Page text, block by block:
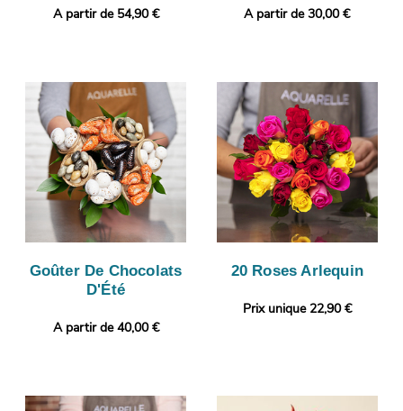
A partir de 54,90 € A partir de 30,00 €
Goûter De Chocolats
D'Été
A partir de 40,00 €
20 Roses Arlequin
Prix unique 22,90 €